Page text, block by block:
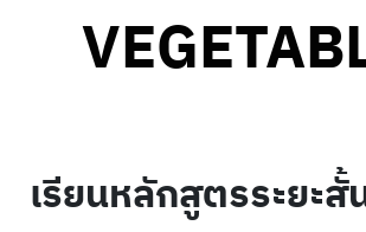
เรียนหลักสูตรระยะสั้